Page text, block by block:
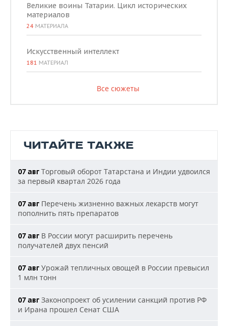
Великие воины Татарии. Цикл исторических
материалов
24 МАТЕРИАЛА
Искусственный интеллект
181 МАТЕРИАЛ
Все сюжеты
ЧИТАЙТЕ ТАКЖЕ
07 авг Торговый оборот Татарстана и Индии удвоился
за первый квартал 2026 года
07 авг Перечень жизненно важных лекарств могут
пополнить пять препаратов
07 авг В России могут расширить перечень
получателей двух пенсий
07 авг Урожай тепличных овощей в России превысил
1 млн тонн
07 авг Законопроект об усилении санкций против РФ
и Ирана прошел Сенат США